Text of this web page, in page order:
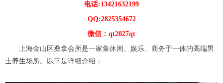
电话:13421632199
QQ:2825354672
微信：qt2027qt
上海金山区桑拿会所是一家集休闲、娱乐、商务于一体的高端男
士养生场所。以下是详细介绍：